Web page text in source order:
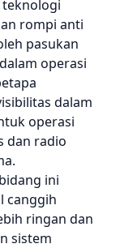
teknologi
rompi anti
pasukan
operasi
dalam
operasi
dan radio
ini
canggih
ringan dan
sistem